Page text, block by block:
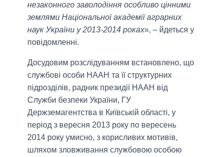
незаконного заволодіння особливо цінними
землями Національної академії аграрних
наук України у 2013-2014 роках», – йдеться у
повідомленні.
Досудовим розслідуванням встановлено, що
службові особи НААН та її структурних
підрозділів, радник президії НААН від
Служби безпеки України, ГУ
Держземагентства в Київській області, у
період з вересня 2013 року по вересень
2014 року умисно, з корисливих мотивів,
шляхом зловживання службовою особою